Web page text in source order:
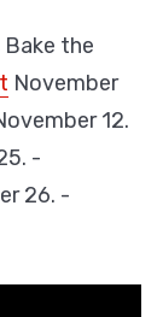
the
November
12.
-
26. -